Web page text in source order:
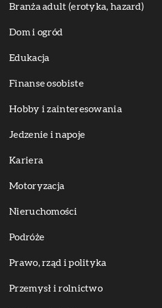
Branża adult (erotyka, hazard)
Dom i ogród
Edukacja
Finanse osobiste
Hobby i zainteresowania
Jedzenie i napoje
Kariera
Motoryzacja
Nieruchomości
Podróże
Prawo, rząd i polityka
Przemysł i rolnictwo